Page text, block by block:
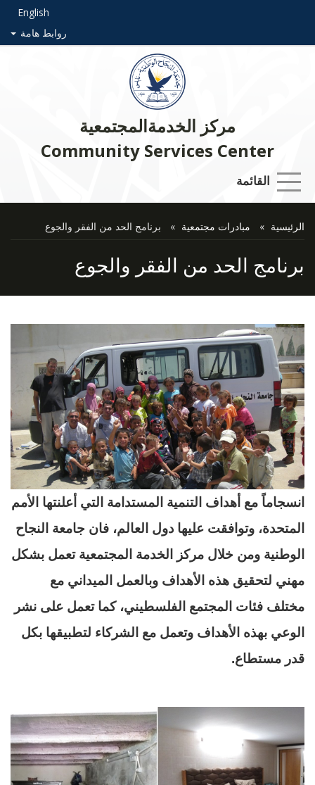
English
روابط هامة
مركز الخدمةالمجتمعية
Community Services Center
القائمة
الرئيسية مبادرات مجتمعية برنامج الحد من الفقر والجوع
برنامج الحد من الفقر والجوع
انسجاماً مع أهداف التنمية المستدامة التي أعلنتها الأمم
المتحدة، وتوافقت عليها دول العالم، فان جامعة ‏النجاح
الوطنية ومن خلال مركز الخدمة المجتمعية تعمل بشكل
مهني لتحقيق هذه الأهداف وبالعمل ‏الميداني مع
مختلف فئات المجتمع الفلسطيني، كما تعمل على نشر
الوعي بهذه الأهداف وتعمل مع ‏الشركاء لتطبيقها بكل
قدر مستطاع.‏